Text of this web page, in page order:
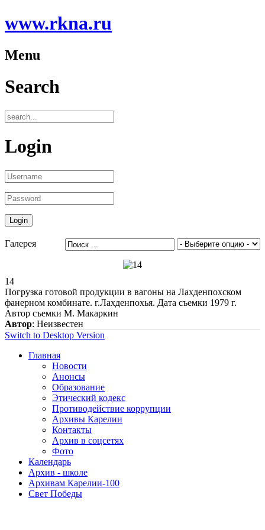
www.rkna.ru
Menu
Search
Login
Галерея
14
Погрузка готовой продукции в вагоны на Лахденпохском
фанерном комбинате. г.Лахденпохья. Дата съемки 1979 г.
Автор съемки М. Макаркин
Автор: Неизвестен
Switch to Desktop Version
Главная
Новости
Анонсы
Образование
Этический кодекс
Противодействие коррупции
Архивы Карелии
Контакты
Архив в соцсетях
Фото
Календарь
Архив - школе
Архивам Карелии-100
Свет Победы